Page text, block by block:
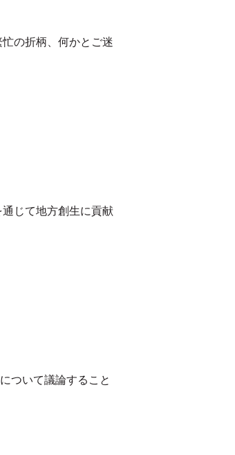
の折柄、何かとご迷
じて地方創生に貢献
ついて議論すること